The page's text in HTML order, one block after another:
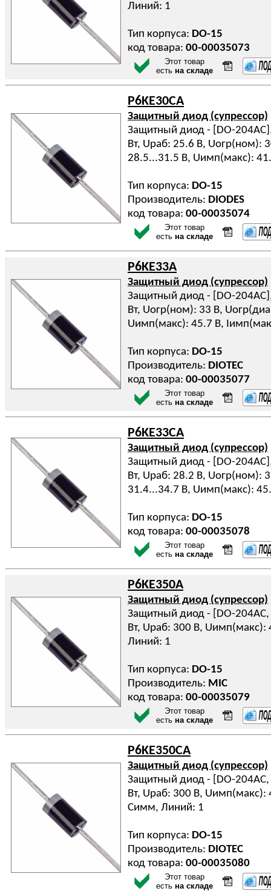
Линий: 1
Тип корпуса: DO-15
код товара: 00-00035073
Этот товар
есть на складе
P6KE30CA
Защитный диод (супрессор)
Защитный диод - [DO-
Вт, Uраб: 25.6 В, Uогр(ном):
28.5...31.5 В, Uимп(макс):
Тип корпуса: DO-15
Производитель: DIODES
код товара: 00-00035074
Этот товар
есть на складе
P6KE33A
Защитный диод (супрессор)
Защитный диод - [DO-
Вт, Uогр(ном): 33 В,
Uимп(макс): 45.7 В,
Тип корпуса: DO-15
Производитель: DIOTEC
код товара: 00-00035077
Этот товар
есть на складе
P6KE33CA
Защитный диод (супрессор)
Защитный диод - [DO-
Вт, Uраб: 28.2 В, Uогр(ном):
31.4...34.7 В, Uимп(макс):
Тип корпуса: DO-15
код товара: 00-00035078
Этот товар
есть на складе
P6KE350A
Защитный диод (супрессор)
Защитный диод - [DO-
Вт, Uраб: 300 В,
Линий: 1
Тип корпуса: DO-15
Производитель: MIC
код товара: 00-00035079
Этот товар
есть на складе
P6KE350CA
Защитный диод (супрессор)
Защитный диод - [DO-
Вт, Uраб: 300 В,
Симм, Линий: 1
Тип корпуса: DO-15
Производитель: DIOTEC
код товара: 00-00035080
Этот товар
есть на складе